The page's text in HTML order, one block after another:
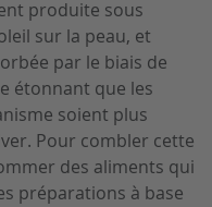
produite sous
sur la peau, et
par le biais de
étonnant que les
soient plus
Pour combler cette
des aliments qui
préparations à base